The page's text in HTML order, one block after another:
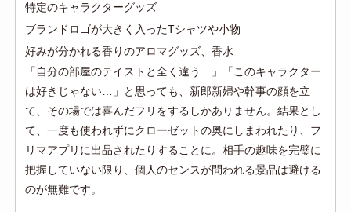
特定のキャラクターグッズ
ブランドロゴが大きく入ったTシャツや小物
好みが分かれる香りのアロマグッズ、香水
「自分の部屋のテイストと全く違う…」「このキャラクター
は好きじゃない…」と思っても、新郎新婦や幹事の顔を立
て、その場では喜んだフリをするしかありません。結果とし
て、一度も使われずにクローゼットの奥にしまわれたり、フ
リマアプリに出品されたりすることに。相手の趣味を完璧に
把握していない限り、個人のセンスが問われる景品は避ける
のが無難です。